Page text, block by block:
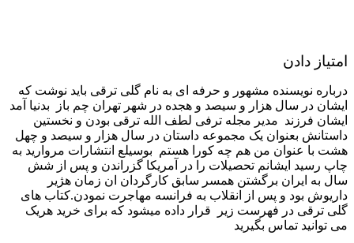
امتیاز دادن
درباره نویسنده مشهور و حرفه ای به نام گلی ترقی باید نوشت که
ایشان در سال هزار و سیصد و هجده در شهر تهران چم باز بدنیا آمد
ایشان فرزند مدیر مجله ترفی لطف الله ترقی بودن و نخستین
داستانش بعنوان یک مجموعه داستان در سال هزار و سیصد و چهل
هشت با عنوان من هم چه کورا هستم بوسیلع انتشارات مروارید به
چاپ رسید ایشانم تحصیلات را در آمریکا گزراندن و پس از شش
سال به ایران برگشتن همسر سابق کارگردان ان زمان هژیر
داریوش بود و پس از انقلاب به فرانسه مهاجرت نمودن.کتاب های
گلی ترقی در فهرست زیر قرار داده میشود که برای خرید هریک
می توانید تماس بگیرید